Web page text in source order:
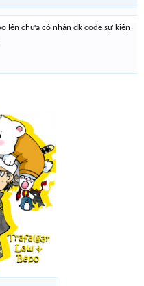
lên chưa có nhận đk code sự kiện